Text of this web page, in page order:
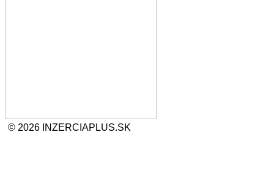
© 2026 INZERCIAPLUS.SK